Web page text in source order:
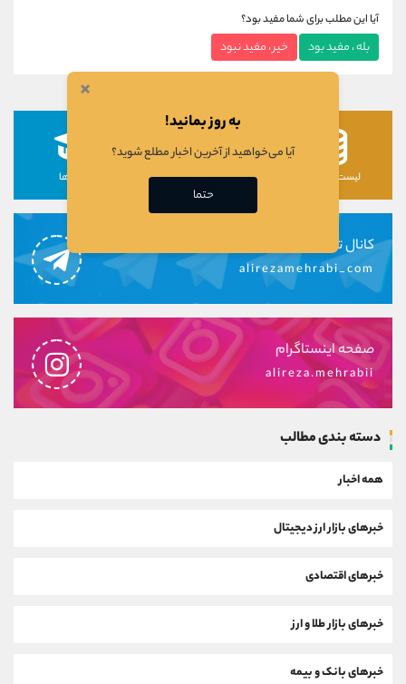
آیا این مطلب برای شما مفید بود؟
بله ، مفید بود خیر ، مفید نبود
لیست رمزارزها لیست سهام ها دوره ها
کانال تلگرام
alirezamehrabi_com
صفحه اینستاگرام
alireza.mehrabii
دسته بندی مطالب
همه اخبار
خبرهای بازار ارز دیجیتال
خبرهای اقتصادی
خبرهای بازار طلا و ارز
خبرهای بانک و بیمه
×
به روز بمانید!
آیا می‌خواهید از آخرین اخبار مطلع شوید؟
حتما